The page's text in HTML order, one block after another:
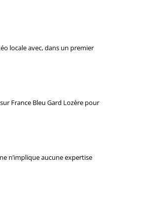
locale avec, dans un premier
France Bleu Gard Lozère pour
n’implique aucune expertise